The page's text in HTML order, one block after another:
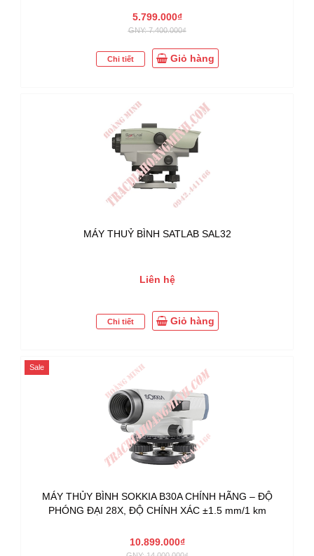
5.799.000₫
GNY: 7.400.000₫
Chi tiết Giỏ hàng
MÁY THUỶ BÌNH SATLAB SAL32
Liên hệ
Chi tiết Giỏ hàng
Sale
MÁY THỦY BÌNH SOKKIA B30A CHÍNH HÃNG – ĐỘ
PHÓNG ĐẠI 28X, ĐỘ CHÍNH XÁC ±1.5 mm/1 km
10.899.000₫